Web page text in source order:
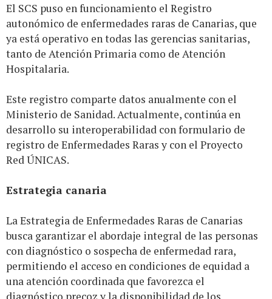
El SCS puso en funcionamiento el Registro
autonómico de enfermedades raras de Canarias, que
ya está operativo en todas las gerencias sanitarias,
tanto de Atención Primaria como de Atención
Hospitalaria.
Este registro comparte datos anualmente con el
Ministerio de Sanidad. Actualmente, continúa en
desarrollo su interoperabilidad con formulario de
registro de Enfermedades Raras y con el Proyecto
Red ÚNICAS.
Estrategia canaria
La Estrategia de Enfermedades Raras de Canarias
busca garantizar el abordaje integral de las personas
con diagnóstico o sospecha de enfermedad rara,
permitiendo el acceso en condiciones de equidad a
una atención coordinada que favorezca el